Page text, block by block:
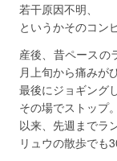
若干原因不明、
というかそのコン
産後、昔ペースの
月上旬から痛みが
最後にジョギング
その場でストップ。
以来、先週までラ
リュウの散歩でも